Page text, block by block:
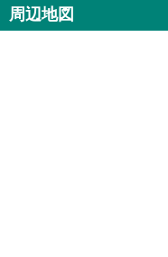
周辺地図